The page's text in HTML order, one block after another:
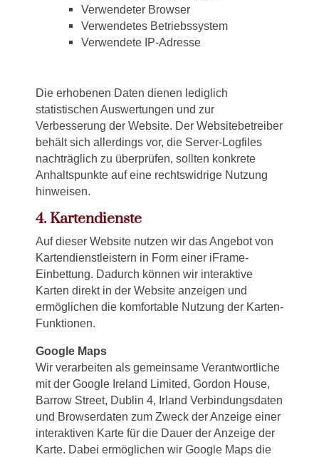
Verwendeter Browser
Verwendetes Betriebssystem
Verwendete IP-Adresse
Die erhobenen Daten dienen lediglich
statistischen Auswertungen und zur
Verbesserung der Website. Der Websitebetreiber
behält sich allerdings vor, die Server-Logfiles
nachträglich zu überprüfen, sollten konkrete
Anhaltspunkte auf eine rechtswidrige Nutzung
hinweisen.
4. Kartendienste
Auf dieser Website nutzen wir das Angebot von
Kartendienstleistern in Form einer iFrame-
Einbettung. Dadurch können wir interaktive
Karten direkt in der Website anzeigen und
ermöglichen die komfortable Nutzung der Karten-
Funktionen.
Google Maps
Wir verarbeiten als gemeinsame Verantwortliche
mit der Google Ireland Limited, Gordon House,
Barrow Street, Dublin 4, Irland Verbindungsdaten
und Browserdaten zum Zweck der Anzeige einer
interaktiven Karte für die Dauer der Anzeige der
Karte. Dabei ermöglichen wir Google Maps die